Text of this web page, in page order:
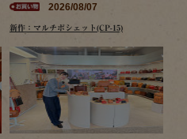
2026/08/07
新作：マルチポシェット(CP-15)